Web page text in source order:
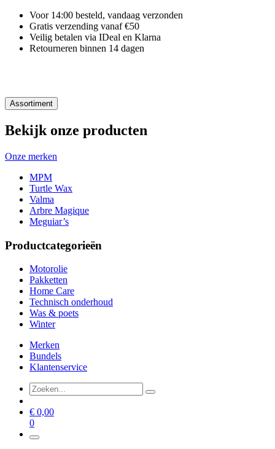
Voor 14:00 besteld, vandaag verzonden
Gratis verzending vanaf €50
Veilig betalen via IDeal en Klarna
Retourneren binnen 14 dagen
Assortiment
Bekijk onze producten
Onze merken
MPM
Turtle Wax
Valma
Arbre Magique
Meguiar’s
Productcategorieën
Motorolie
Pakketten
Home Care
Technisch onderhoud
Was & poets
Winter
Merken
Bundels
Klantenservice
€ 0,00
0